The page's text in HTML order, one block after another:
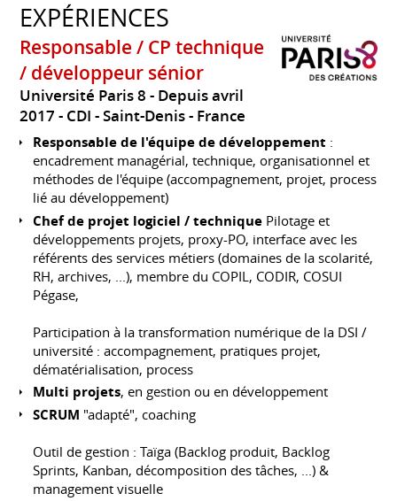
EXPÉRIENCES
Responsable / CP technique
/ développeur sénior
Université Paris 8
Depuis avril
2017 CDI Saint-Denis France
Responsable de l'équipe de développement :
encadrement managérial, technique, organisationnel et
méthodes de l'équipe (accompagnement, projet, process
lié au développement)
Chef de projet logiciel / technique Pilotage et
développements projets, proxy-PO, interface avec les
référents des services métiers (domaines de la scolarité,
RH, archives, ...), membre du COPIL, CODIR, COSUI
Pégase,
Participation à la transformation numérique de la DSI /
université : accompagnement, pratiques projet,
dématérialisation, process
Multi projets, en gestion ou en développement
SCRUM "adapté", coaching
Outil de gestion : Taïga (Backlog produit, Backlog
Sprints, Kanban, décomposition des tâches, ...) &
management visuelle